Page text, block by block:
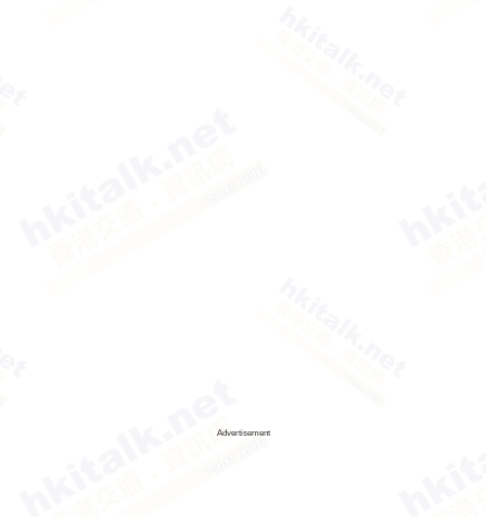
Advertisement